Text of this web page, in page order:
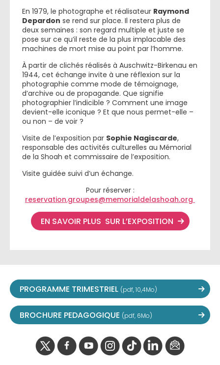
En 1979, le photographe et réalisateur Raymond
Depardon se rend sur place. Il restera plus de
deux semaines : son regard multiple et juste se
pose sur ce qu’il reste de la plus implacable des
machines de mort mise au point par l’homme.
À partir de clichés réalisés à Auschwitz-Birkenau en
1944, cet échange invite à une réflexion sur la
photographie comme mode de témoignage,
d’archive ou de propagande. Que signifie
photographier l’indicible ? Comment une image
devient-elle iconique ? Et que nous permet-elle –
ou non – de voir ?
Visite de l’exposition par Sophie Nagiscarde,
responsable des activités culturelles au Mémorial
de la Shoah et commissaire de l’exposition.
Visite guidée suivi d’un échange.
Pour réserver :
reservation.groupes@memorialdelashoah.org
EN SAVOIR PLUS SUR L’EXPOSITION
PROGRAMME TRIMESTRIEL (pdf, 10,4Mo)
BROCHURE PEDAGOGIQUE (pdf, 6Mo)